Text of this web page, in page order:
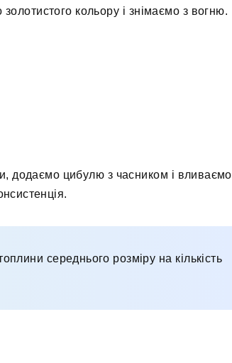
кольору і знімаємо з вогню.
додаємо цибулю з часником і вливаємо
середнього розміру на кількість